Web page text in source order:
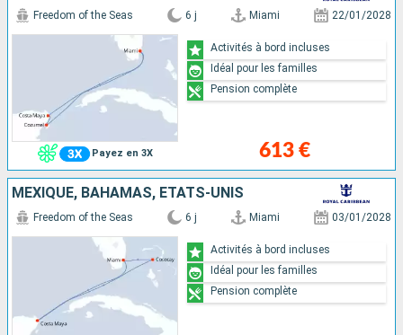
Payez en 3X
Freedom of the Seas 6 j Miami 22/01/2028
613 €
Activités à bord incluses
Idéal pour les familles
Pension complète
MEXIQUE, BAHAMAS, ÉTATS-UNIS
Freedom of the Seas 6 j Miami 03/01/2028
Activités à bord incluses
Idéal pour les familles
Pension complète